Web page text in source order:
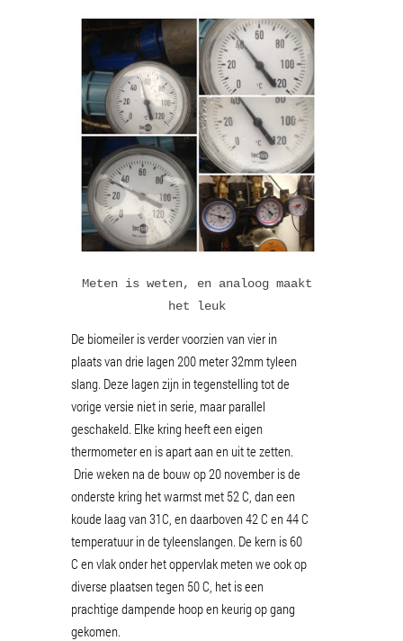
Meten is weten, en analoog maakt
het leuk
De biomeiler is verder voorzien van vier in
plaats van drie lagen 200 meter 32mm tyleen
slang. Deze lagen zijn in tegenstelling tot de
vorige versie niet in serie, maar parallel
geschakeld. Elke kring heeft een eigen
thermometer en is apart aan en uit te zetten.
Drie weken na de bouw op 20 november is de
onderste kring het warmst met 52 C, dan een
koude laag van 31C, en daarboven 42 C en 44 C
temperatuur in de tyleenslangen. De kern is 60
C en vlak onder het oppervlak meten we ook op
diverse plaatsen tegen 50 C, het is een
prachtige dampende hoop en keurig op gang
gekomen.